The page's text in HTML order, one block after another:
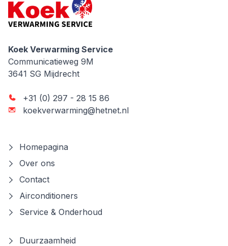
Koek Verwarming Service
Koek Verwarming Service
Communicatieweg 9M
3641 SG Mijdrecht
+31 (0) 297 - 28 15 86
koekverwarming@hetnet.nl
Homepagina
Over ons
Contact
Airconditioners
Service & Onderhoud
Duurzaamheid